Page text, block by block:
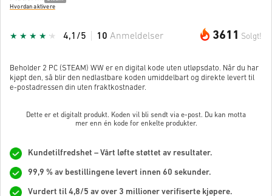
Hvordan aktivere
3611 Solgt!
4,1/5 10 Anmeldelser
Beholder 2 PC (STEAM) WW er en digital kode uten utløpsdato. Når du har
kjøpt den, så blir den nedlastbare koden umiddelbart og direkte levert til
e-postadressen din uten fraktkostnader.
Dette er et digitalt produkt. Koden vil bli sendt via e-post. Du kan motta
mer enn én kode for enkelte produkter.
Kundetilfredshet – Vårt løfte støttet av resultater.
99,9 % av bestillingene levert innen 60 sekunder.
Vurdert til 4,8/5 av over 3 millioner verifiserte kjøpere.